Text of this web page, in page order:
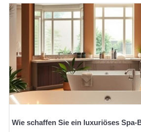
Wie schaffen Sie ein luxuriöses Spa-